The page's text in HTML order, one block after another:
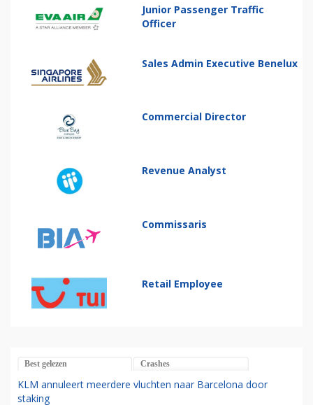
Junior Passenger Traffic
Officer
Sales Admin Executive Benelux
Commercial Director
Revenue Analyst
Commissaris
Retail Employee
Best gelezen Crashes
KLM annuleert meerdere vluchten naar Barcelona door
staking